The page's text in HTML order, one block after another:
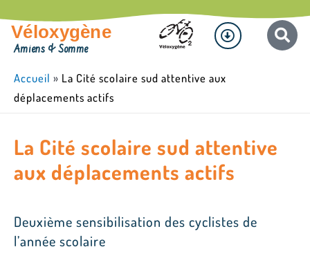
au
contenu
Véloxygène
Amiens & Somme
Menu
Accueil » La Cité scolaire sud attentive aux
déplacements actifs
La Cité scolaire sud attentive
aux déplacements actifs
Deuxième sensibilisation des cyclistes de
l’année scolaire